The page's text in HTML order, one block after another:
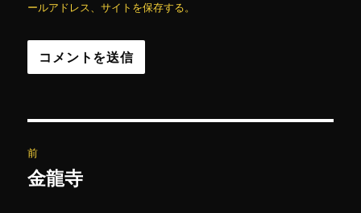
ールアドレス、サイトを保存する。
稿
前
前
金龍寺